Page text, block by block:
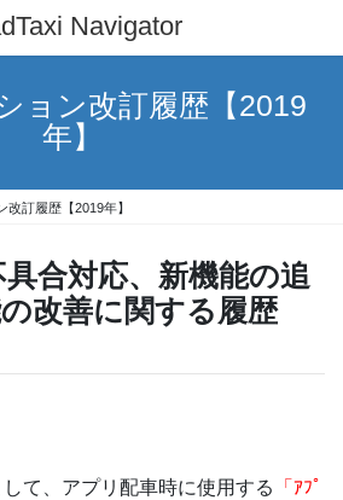
Navigator
ョン改訂履歴【2019
年】
改訂履歴【2019年】
合対応、新機能の追
改善に関する履歴
て、アプリ配車時に使用する
「ｱﾌﾟ